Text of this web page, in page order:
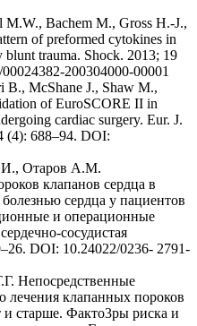
Bachem M., Gross H.-J.,
of preformed cytokines in
blunt trauma. Shock. 2013; 19
200304000-00001
B., McShane J., Shaw M.,
of EuroSCORE II in
cardiac surgery. Eur. J.
(4): 688–94. DOI:
Отаров А.М.
клапанов сердца в
сердца у пациентов
и операционные
сосудистая
DOI: 10.24022/0236- 2791-
Непосредственные
лечения клапанных пороков
и старше. Факто3ры риска и